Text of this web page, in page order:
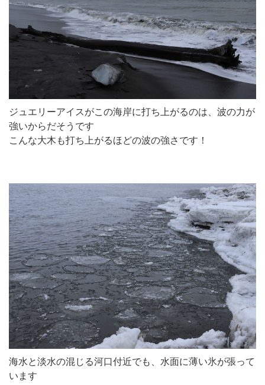
ジュエリーアイスがこの海岸に打ち上がるのは、波の力が
強いからだそうです
こんな大木も打ち上がるほどの波の強さです！
海水と淡水の混じる河口付近でも、水面に薄い氷が張って
います